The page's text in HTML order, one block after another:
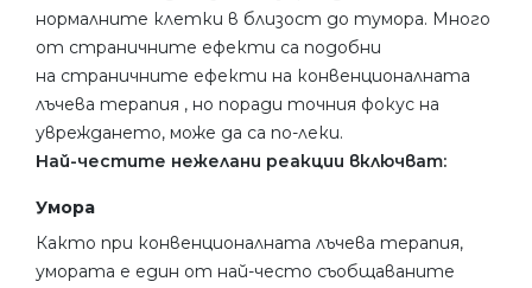
нормалните клетки в близост до тумора. Много
от страничните ефекти са подобни
на страничните ефекти на конвенционалната
лъчева терапия , но поради точния фокус на
увреждането, може да са по-леки.
Най-честите нежелани реакции включват:
Умора
Както при конвенционалната лъчева терапия,
умората е един от най-често съобщаваните